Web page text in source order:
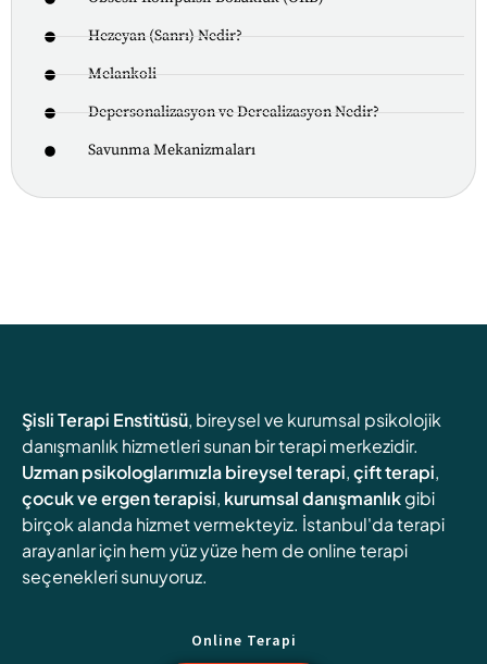
Hezeyan (Sanrı) Nedir?
Melankoli
Depersonalizasyon ve Derealizasyon Nedir?
Savunma Mekanizmaları
Şisli Terapi Enstitüsü, bireysel ve kurumsal psikolojik
danışmanlık hizmetleri sunan bir terapi merkezidir.
Uzman psikologlarımızlabireysel terapi,çift terapi,
çocuk ve ergen terapisi, kurumsal danışmanlıkgibi
birçok alanda hizmet vermekteyiz. İstanbul'da terapi
arayanlar için hem yüz yüze hem de online terapi
seçenekleri sunuyoruz.
Online Terapi